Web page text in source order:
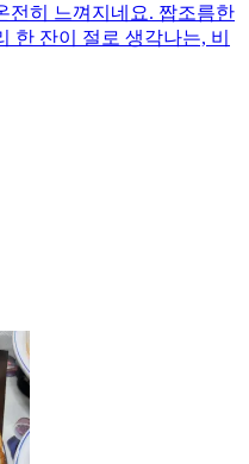
전히 느껴지네요. 짭조름한
한 잔이 절로 생각나는, 비